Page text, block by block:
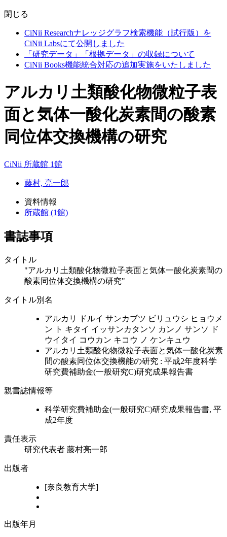
閉じる
CiNii Researchナレッジグラフ検索機能（試行版）を
CiNii Labsにて公開しました
「研究データ」「根拠データ」の収録について
CiNii Books機能統合対応の追加実施をいたしました
アルカリ土類酸化物微粒子表
面と気体一酸化炭素間の酸素
同位体交換機構の研究
CiNii 所蔵館 1館
藤村, 亮一郎
資料情報
所蔵館 (1館)
書誌事項
タイトル
"アルカリ土類酸化物微粒子表面と気体一酸化炭素間の
酸素同位体交換機構の研究"
タイトル別名
アルカリ ドルイ サンカブツ ビリュウシ ヒョウメ
ン ト キタイ イッサンカタンソ カンノ サンソ ド
ウイタイ コウカン キコウ ノ ケンキュウ
アルカリ土類酸化物微粒子表面と気体一酸化炭素
間の酸素同位体交換機能の研究 : 平成2年度科学
研究費補助金(一般研究C)研究成果報告書
親書誌情報等
科学研究費補助金(一般研究C)研究成果報告書, 平
成2年度
責任表示
研究代表者 藤村亮一郎
出版者
[奈良教育大学]
出版年月